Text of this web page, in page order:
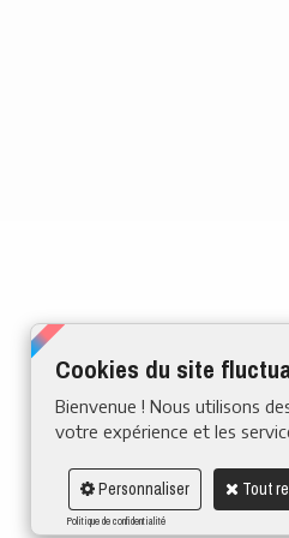
Cookies du site
Bienvenue ! Nous utilisons
votre expérience et les
Tout
Personnaliser
Politique de confidentialité